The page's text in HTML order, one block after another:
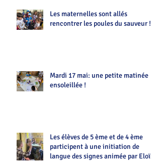
Les maternelles sont allés
rencontrer les poules du sauveur !!
Mardi 17 mai: une petite matinée
ensoleillée !
Les élèves de 5 ème et de 4 ème
participent à une initiation de
langue des signes animée par Eloïse